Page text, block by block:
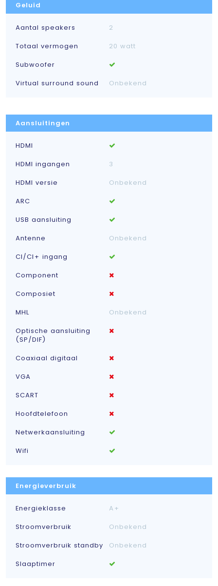
Geluid
Aantal speakers
2
Totaal vermogen
20 watt
Subwoofer
Virtual surround sound
Onbekend
Aansluitingen
HDMI
HDMI ingangen
3
HDMI versie
Onbekend
ARC
USB aansluiting
Antenne
Onbekend
CI/CI+ ingang
Component
Composiet
MHL
Onbekend
Optische aansluiting
(SP/DIF)
Coaxiaal digitaal
VGA
SCART
Hoofdtelefoon
Netwerkaansluiting
Wifi
Energieverbruik
Energieklasse
A+
Stroomverbruik
Onbekend
Stroomverbruik standby
Onbekend
Slaaptimer